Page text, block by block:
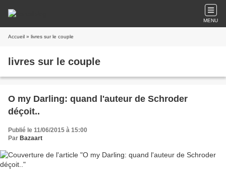
MENU
Accueil » livres sur le couple
livres sur le couple
O my Darling: quand l'auteur de Schroder
déçoit..
Publié le 11/06/2015 à 15:00
Par Bazaart